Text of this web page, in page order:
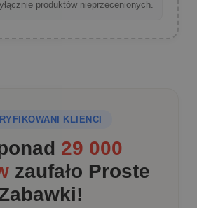
produktów nieprzecenionych.
KLIENCI
29 000
zaufało Proste